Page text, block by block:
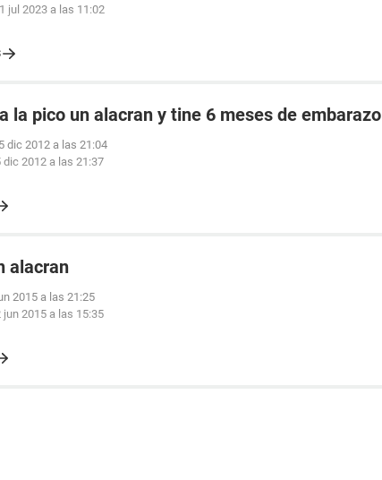
jul 2023 a las 11:02
la pico un alacran y tine 6 meses de embarazo
dic 2012 a las 21:04
dic 2012 a las 21:37
alacran
2015 a las 21:25
jun 2015 a las 15:35